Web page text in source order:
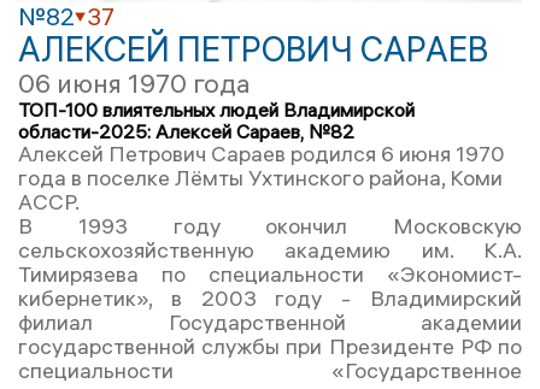
№82 37
АЛЕКСЕЙ ПЕТРОВИЧ САРАЕВ
06 июня 1970 года
ТОП-100 влиятельных людей Владимирской
области-2025: Алексей Сараев, №82
Алексей Петрович Сараев родился 6 июня 1970
года в поселке Лёмты Ухтинского района, Коми
АССР.
В 1993 году окончил Московскую
сельскохозяйственную академию им. К.А.
Тимирязева по специальности «Экономист-
кибернетик», в 2003 году - Владимирский
филиал Государственной академии
государственной службы при Президенте РФ по
специальности «Государственное